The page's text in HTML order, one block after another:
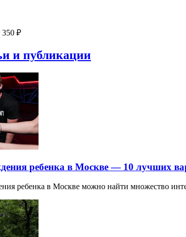
350 ₽
и публикации
ребенка в Москве — 10 лучших
ребенка в Москве можно найти множество